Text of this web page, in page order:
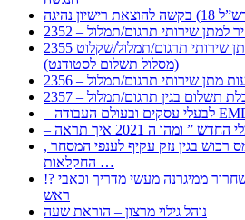
נהיגה
מחיר למתן שירותי תרגום/תמלול
2355 דרישה לתשלום עבור מתן שירותי תרגום/תמלול/שקלוט
(מסלול תשלום לסטודנט)
שעות מתן שירותי תרגום/תמלול
קבלת תשלום בגין תרגום/תמלול
” ומהו ה 2021 איך תראה
, התעשייה , פיצויי מס רכוש בגין נזק עקיף לענפי המסחר
החקלאות …
!? איך להפרד מהמיגרנה לשחרור ממיגרנה מעשי מדריך וכאבי
ראש
נוהל גילוי מרצון – הוראת שעה